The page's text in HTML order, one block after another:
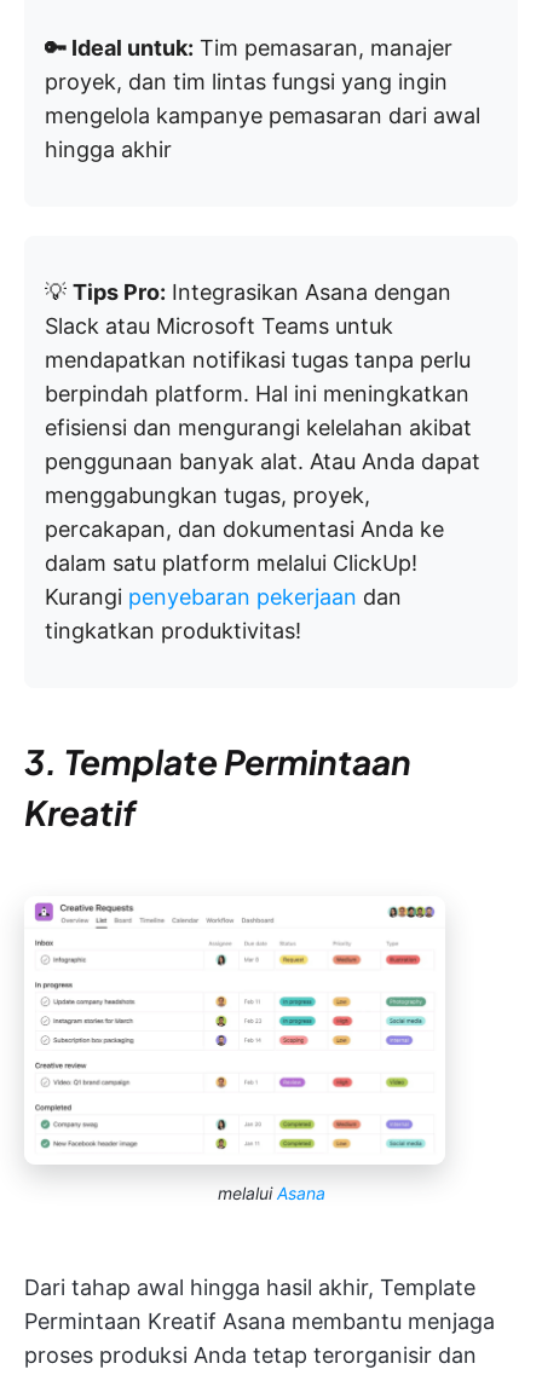
🔑 Ideal untuk: Tim pemasaran, manajer
proyek, dan tim lintas fungsi yang ingin
mengelola kampanye pemasaran dari awal
hingga akhir
💡 Tips Pro: Integrasikan Asana dengan
Slack atau Microsoft Teams untuk
mendapatkan notifikasi tugas tanpa perlu
berpindah platform. Hal ini meningkatkan
efisiensi dan mengurangi kelelahan akibat
penggunaan banyak alat. Atau Anda dapat
menggabungkan tugas, proyek,
percakapan, dan dokumentasi Anda ke
dalam satu platform melalui ClickUp!
Kurangi penyebaran pekerjaan dan
tingkatkan produktivitas!
3. Template Permintaan
Kreatif
melaluiAsana
Dari tahap awal hingga hasil akhir, Template
Permintaan Kreatif Asana membantu menjaga
proses produksi Anda tetap terorganisir dan